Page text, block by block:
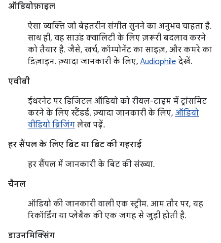
ऑडियोफ़ाइल
ऐसा व्यक्ति जो बेहतरीन संगीत सुनने का अनुभव चाहता है.
साथ ही, वह साउंड क्वालिटी के लिए ज़रूरी बदलाव करने
को तैयार है. जैसे, खर्च, कॉम्पोनेंट का साइज़, और कमरे का
डिज़ाइन. ज़्यादा जानकारी के लिए, Audiophile देखें.
एवीबी
ईथरनेट पर डिजिटल ऑडियो को रीयल-टाइम में ट्रांसमिट
करने के लिए स्टैंडर्ड. ज़्यादा जानकारी के लिए, ऑडियो
वीडियो ब्रिजिंग लेख पढ़ें.
हर सैंपल के लिए बिट या बिट की गहराई
हर सैंपल में जानकारी के बिट की संख्या.
चैनल
ऑडियो की जानकारी वाली एक स्ट्रीम. आम तौर पर, यह
रिकॉर्डिंग या प्लेबैक की एक जगह से जुड़ी होती है.
डाउनमिक्सिंग